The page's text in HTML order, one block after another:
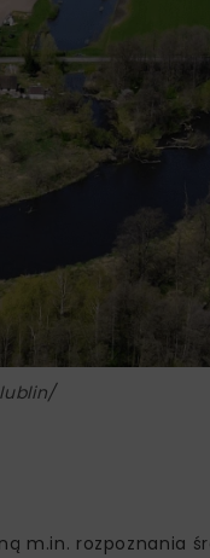
m.in. rozpoznania